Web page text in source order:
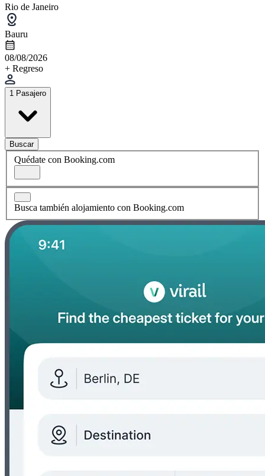
Rio de Janeiro
Bauru
08/08/2026
+ Regreso
1 Pasajero
Buscar
Quédate con Booking.com
Busca también alojamiento con Booking.com